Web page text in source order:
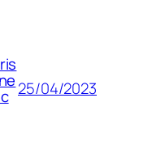
25/04/2023